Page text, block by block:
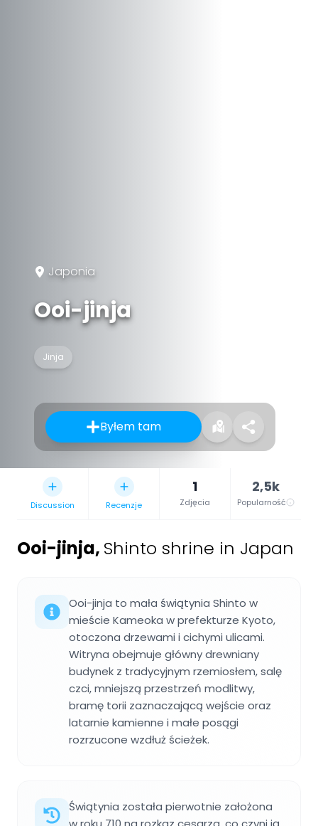
Japonia
Ooi-jinja
Jinja
Byłem tam
Discussion Recenzje
1
Zdjęcia
2,5k
Popularność
Ooi-jinja, Shinto shrine in Japan
Ooi-jinja to mała świątynia Shinto w
mieście Kameoka w prefekturze Kyoto,
otoczona drzewami i cichymi ulicami.
Witryna obejmuje główny drewniany
budynek z tradycyjnym rzemiosłem, salę
czci, mniejszą przestrzeń modlitwy,
bramę torii zaznaczającą wejście oraz
latarnie kamienne i małe posągi
rozrzucone wzdłuż ścieżek.
Świątynia została pierwotnie założona